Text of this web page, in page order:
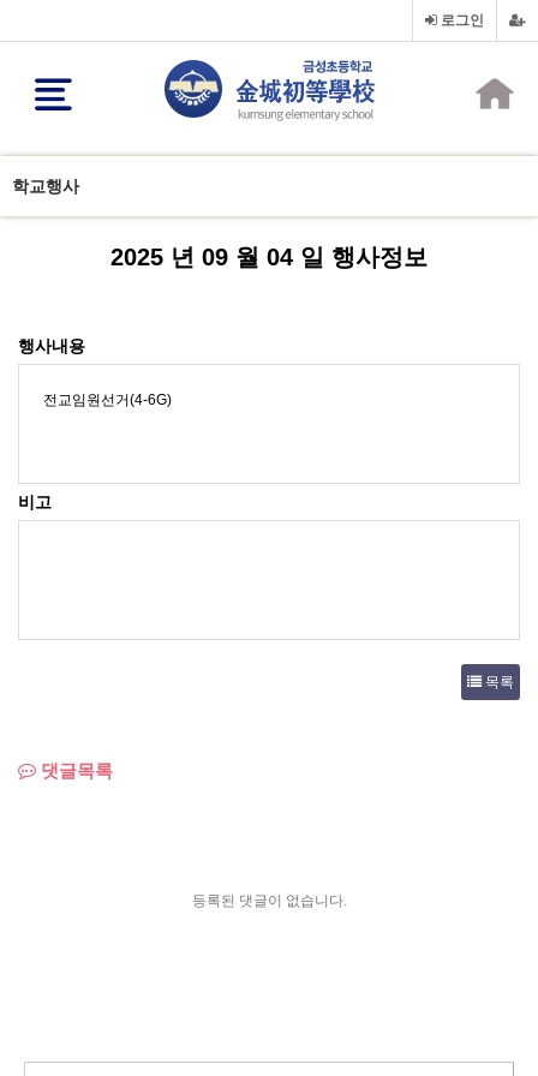
로그인
학교행사
2025 년 09 월 04 일 행사정보
행사내용
전교임원선거(4-6G)
비고
목록
댓글목록
등록된 댓글이 없습니다.